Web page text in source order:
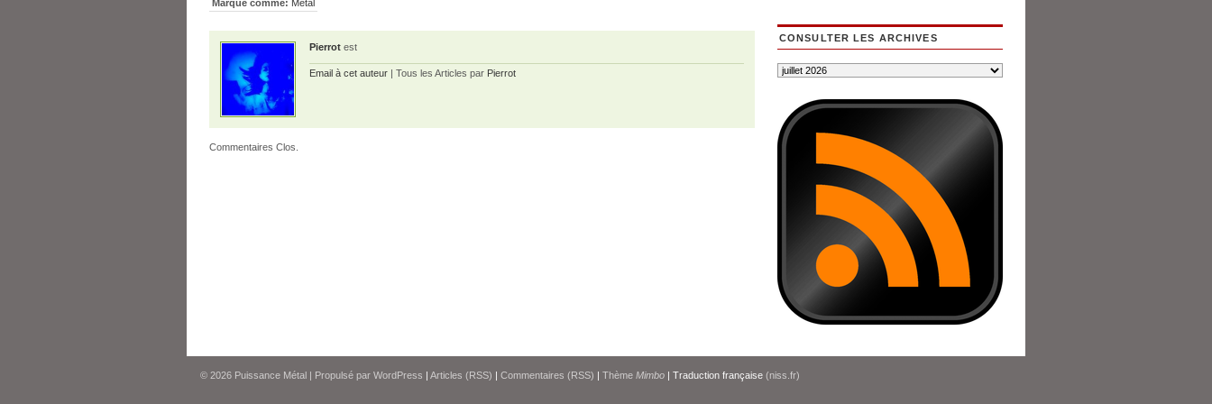
Marqué comme: Métal
Pierrot est
Email à cet auteur | Tous les Articles par Pierrot
Commentaires Clos.
CONSULTER LES ARCHIVES
© 2026 Puissance Métal | Propulsé par WordPress | Articles (RSS) | Commentaires (RSS) | Thème Mimbo | Traduction française (niss.fr)